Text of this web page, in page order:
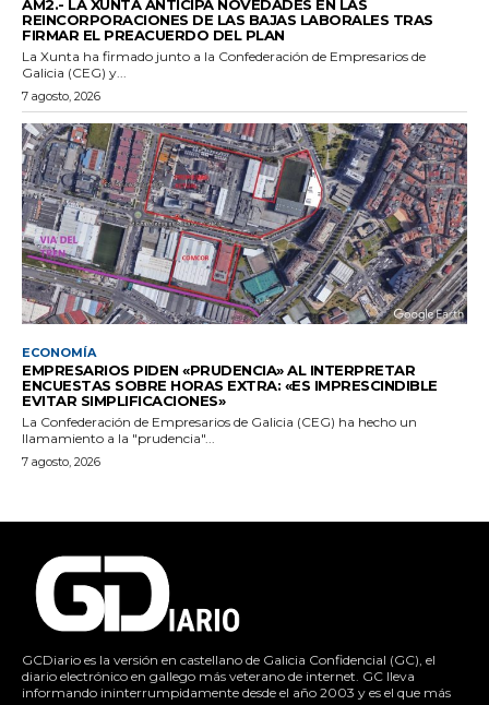
AM2.- LA XUNTA ANTICIPA NOVEDADES EN LAS
REINCORPORACIONES DE LAS BAJAS LABORALES TRAS
FIRMAR EL PREACUERDO DEL PLAN
La Xunta ha firmado junto a la Confederación de Empresarios de
Galicia (CEG) y...
7 agosto, 2026
ECONOMÍA
EMPRESARIOS PIDEN «PRUDENCIA» AL INTERPRETAR
ENCUESTAS SOBRE HORAS EXTRA: «ES IMPRESCINDIBLE
EVITAR SIMPLIFICACIONES»
La Confederación de Empresarios de Galicia (CEG) ha hecho un
llamamiento a la "prudencia"...
7 agosto, 2026
GCDiario es la versión en castellano de Galicia Confidencial (GC), el
diario electrónico en gallego más veterano de internet. GC lleva
informando ininterrumpidamente desde el año 2003 y es el que más